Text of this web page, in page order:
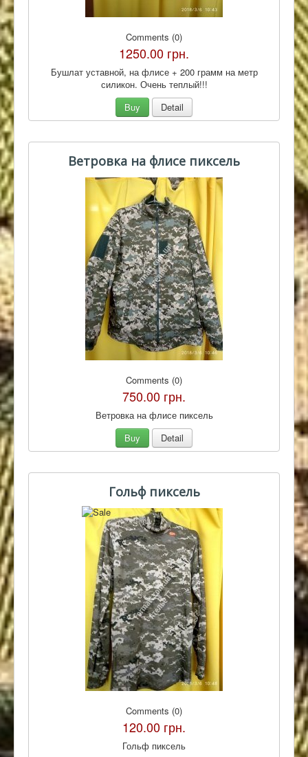
Comments (0)
1250.00 грн.
Бушлат уставной, на флисе + 200 грамм на метр
силикон. Очень теплый!!!
Buy
Detail
Ветровка на флисе пиксель
Comments (0)
750.00 грн.
Ветровка на флисе пиксель
Buy
Detail
Гольф пиксель
Comments (0)
120.00 грн.
Гольф пиксель